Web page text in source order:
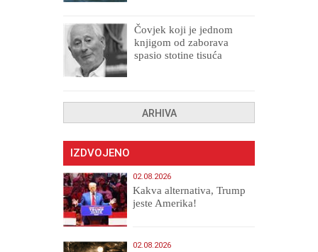
Čovjek koji je jednom
knjigom od zaborava
spasio stotine tisuća
ARHIVA
IZDVOJENO
02.08.2026
Kakva alternativa, Trump
jeste Amerika!
02.08.2026